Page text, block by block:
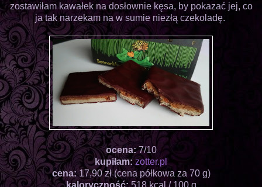
zostawiłam kawałek na dosłownie kęsa, by pokazać jej, co
ja tak narzekam na w sumie niezłą czekoladę.
ocena:7/10
kupiłam: zotter.pl
cena:17,90 zł (cena półkowa za 70 g)
kaloryczność: 518 kcal / 100 g